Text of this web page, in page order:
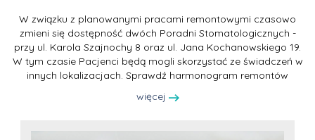
W związku z planowanymi pracami remontowymi czasowo
zmieni się dostępność dwóch Poradni Stomatologicznych -
przy ul. Karola Szajnochy 8 oraz ul. Jana Kochanowskiego 19.
W tym czasie Pacjenci będą mogli skorzystać ze świadczeń w
innych lokalizacjach. Sprawdź harmonogram remontów
więcej